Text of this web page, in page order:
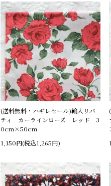
(送料無料・ハギレセール)輸入リバ
ティ カーラインローズ レッド 3
0cm×50cm
1,150円(税込1,265円)